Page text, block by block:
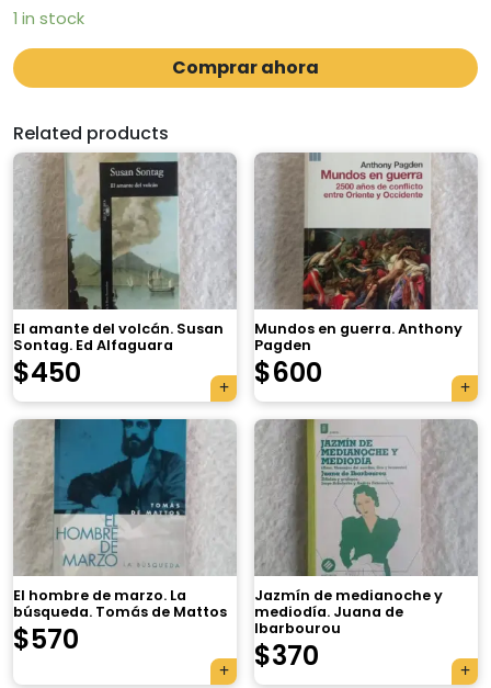
1 in stock
Comprar ahora
Related products
El amante del volcán. Susan
Sontag. Ed Alfaguara
$450
Mundos en guerra. Anthony
Pagden
$600
El hombre de marzo. La
búsqueda. Tomás de Mattos
$570
Jazmín de medianoche y
mediodía. Juana de
Ibarbourou
$370
×
Tu carrito está vacío.
Agregá un producto y aparecerá acá